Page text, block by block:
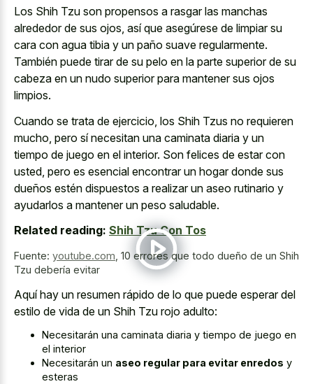
Los Shih Tzu son propensos a rasgar las manchas
alrededor de sus ojos, así que asegúrese de limpiar su
cara con agua tibia y un paño suave regularmente.
También puede tirar de su pelo en la parte superior de su
cabeza en un nudo superior para mantener sus ojos
limpios.
Cuando se trata de ejercicio, los Shih Tzus no requieren
mucho, pero sí necesitan una caminata diaria y un
tiempo de juego en el interior. Son felices de estar con
usted, pero es esencial encontrar un hogar donde sus
dueños estén dispuestos a realizar un aseo rutinario y
ayudarlos a mantener un peso saludable.
Related reading: Shih Tzu Con Tos
Fuente: youtube.com, 10 errores que todo dueño de un Shih
Tzu debería evitar
Aquí hay un resumen rápido de lo que puede esperar del
estilo de vida de un Shih Tzu rojo adulto:
Necesitarán una caminata diaria y tiempo de juego en
el interior
Necesitarán un aseo regular para evitar enredos y
esteras